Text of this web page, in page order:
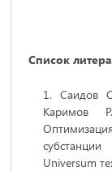
Список
Саидов
Каримов
Universum